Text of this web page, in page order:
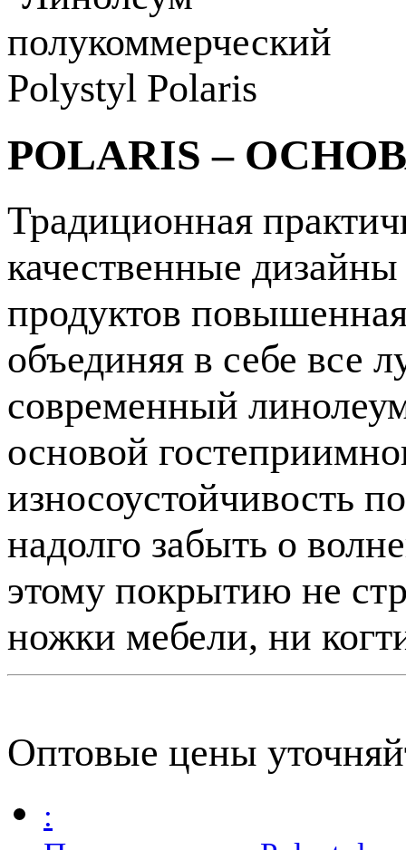
POLARIS –
Традиционная
качественные
продуктов
объединяя в себе все
современный
основой
износоустойчивость
надолго забыть о
этому покрытию не
ножки мебели, ни
Оптовые цены
: